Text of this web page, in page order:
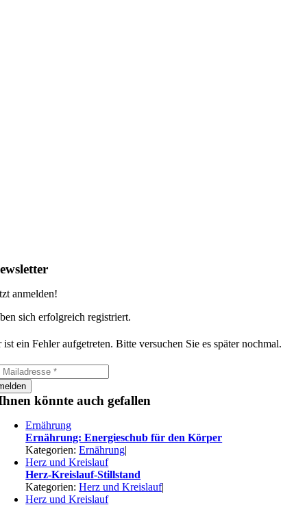
anmelden!
sich erfolgreich registriert.
ist ein Fehler aufgetreten. Bitte versuchen Sie es später nochmal.
könnte auch gefallen
Ernährung
Ernährung: Energieschub für den Körper
Kategorien:Ernährung|
Herz und Kreislauf
Herz-Kreislauf-Stillstand
Kategorien:Herz und Kreislauf|
Herz und Kreislauf